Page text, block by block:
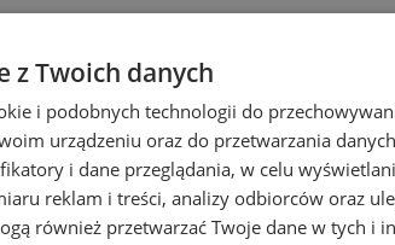
z Twoich danych
i podobnych technologii do
urządzeniu oraz do przetwarzania
i dane przeglądania, w celu
reklam i treści, analizy odbiorców oraz
również przetwarzać Twoje dane w tych i